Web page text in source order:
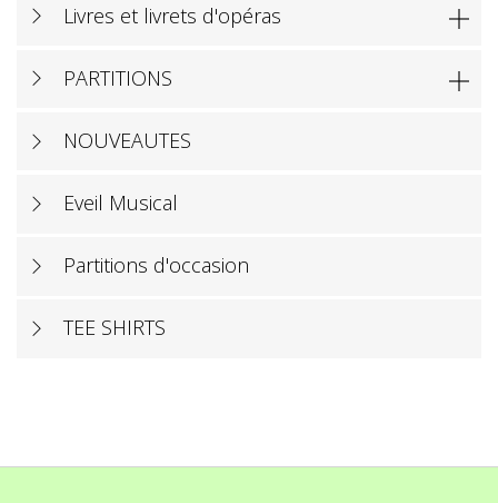
Livres et livrets d'opéras 
PARTITIONS 
NOUVEAUTES
Eveil Musical
Partitions d'occasion
TEE SHIRTS